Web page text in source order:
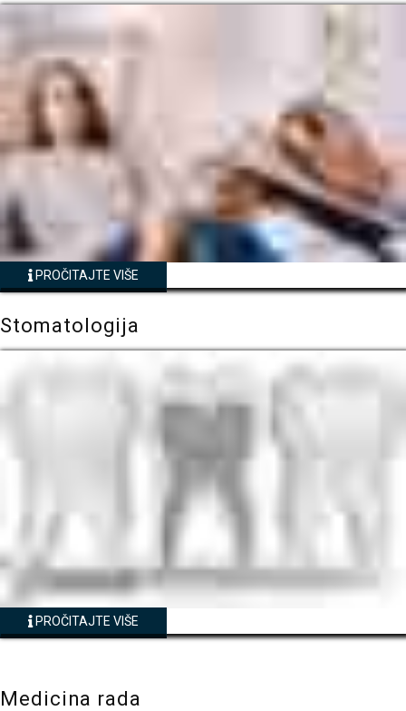
PROČITAJTE VIŠE
Stomatologija
PROČITAJTE VIŠE
Medicina rada